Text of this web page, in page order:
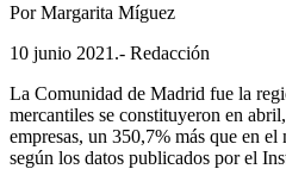
Por Margarita Míguez
10 junio 2021.- Redacción
La Comunidad de Madrid fue la
mercantiles se constituyeron en
empresas, un 350,7% más que en
según los datos publicados por el